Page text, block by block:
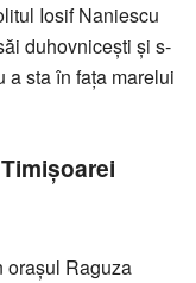
Iosif Naniescu
duhovnicești și s-
a sta în fața marelui
orașul Raguza